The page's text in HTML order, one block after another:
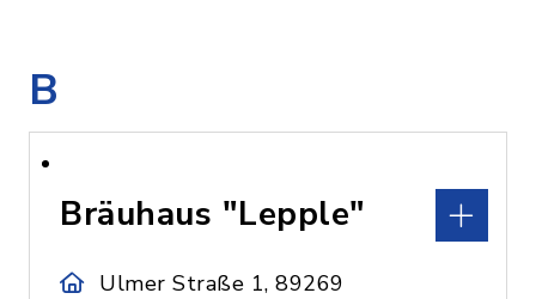
B
Bräuhaus "Lepple"
Ulmer Straße 1, 89269